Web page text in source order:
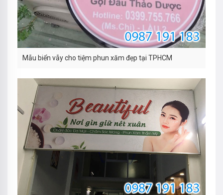
Mẫu biển vẫy cho tiệm phun xăm đẹp tại TPHCM